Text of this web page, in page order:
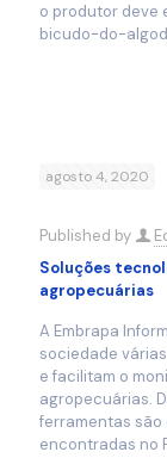
o produtor deve
bicudo-do-
agosto 4, 2020
Published by
Soluções
agropecuárias
A Embrapa
sociedade
e facilitam o
agropecuárias.
ferramentas
encontradas no